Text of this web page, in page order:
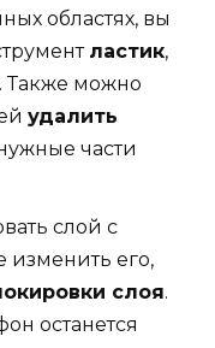
областях, вы
ластик,
Также можно
удалить
части
слой с
изменить его,
слоя.
останется